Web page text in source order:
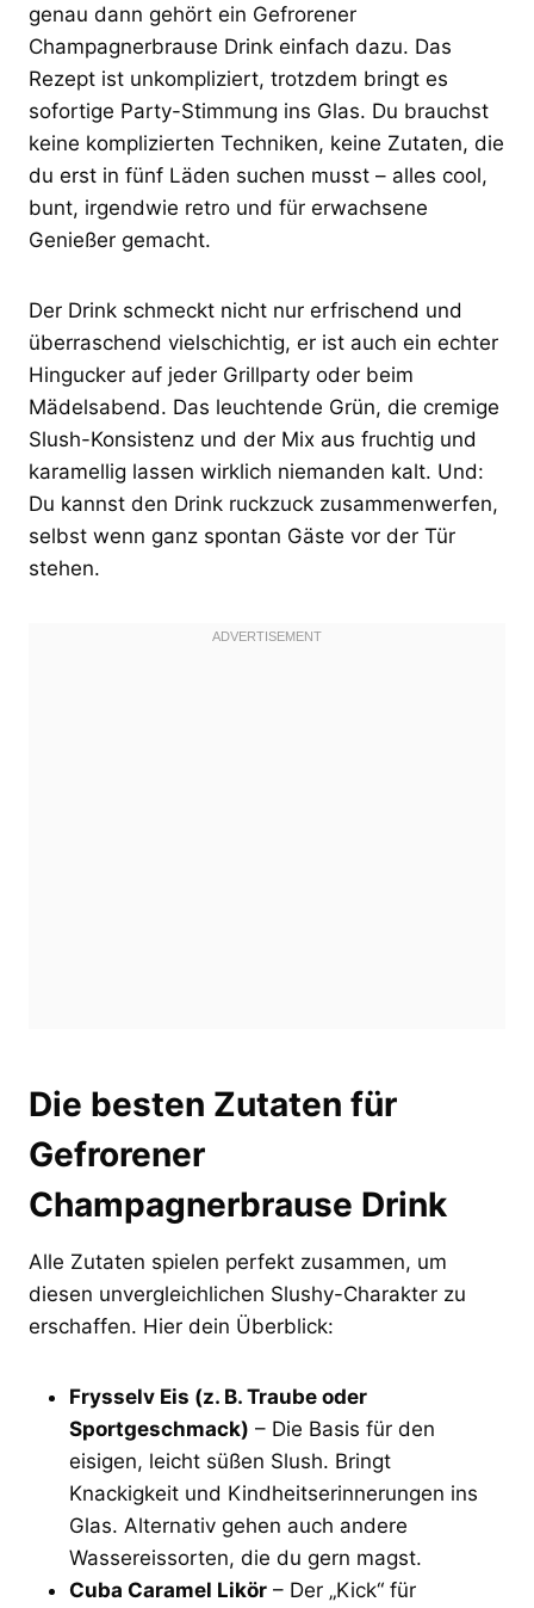
genau dann gehört ein Gefrorener
Champagnerbrause Drink einfach dazu. Das
Rezept ist unkompliziert, trotzdem bringt es
sofortige Party-Stimmung ins Glas. Du brauchst
keine komplizierten Techniken, keine Zutaten, die
du erst in fünf Läden suchen musst – alles cool,
bunt, irgendwie retro und für erwachsene
Genießer gemacht.
Der Drink schmeckt nicht nur erfrischend und
überraschend vielschichtig, er ist auch ein echter
Hingucker auf jeder Grillparty oder beim
Mädelsabend. Das leuchtende Grün, die cremige
Slush-Konsistenz und der Mix aus fruchtig und
karamellig lassen wirklich niemanden kalt. Und:
Du kannst den Drink ruckzuck zusammenwerfen,
selbst wenn ganz spontan Gäste vor der Tür
stehen.
Die besten Zutaten für
Gefrorener
Champagnerbrause Drink
Alle Zutaten spielen perfekt zusammen, um
diesen unvergleichlichen Slushy-Charakter zu
erschaffen. Hier dein Überblick:
Frysselv Eis (z. B. Traube oder
Sportgeschmack) – Die Basis für den
eisigen, leicht süßen Slush. Bringt
Knackigkeit und Kindheitserinnerungen ins
Glas. Alternativ gehen auch andere
Wassereissorten, die du gern magst.
Cuba Caramel Likör – Der „Kick“ für